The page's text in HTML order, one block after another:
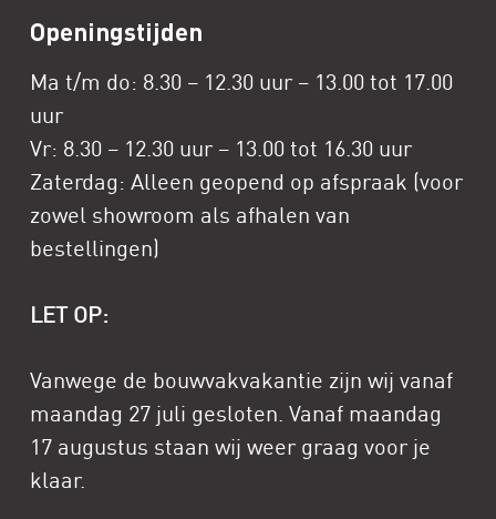
Openingstijden
Ma t/m do: 8.30 – 12.30 uur – 13.00 tot 17.00
uur
Vr: 8.30 – 12.30 uur – 13.00 tot 16.30 uur
Zaterdag: Alleen geopend op afspraak (voor
zowel showroom als afhalen van
bestellingen)
LET OP:
Vanwege de bouwvakvakantie zijn wij vanaf
maandag 27 juli gesloten. Vanaf maandag
17 augustus staan wij weer graag voor je
klaar.